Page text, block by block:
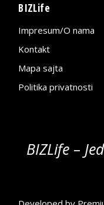
BIZLife
Impresum/O nama
Kontakt
Mapa sajta
Politika privatnosti
BIZLife –